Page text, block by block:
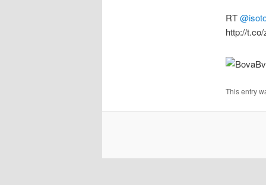
RT
http://
This entry